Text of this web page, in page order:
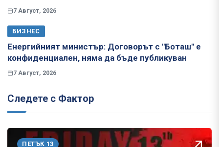
7 Август, 2026
БИЗНЕС
Енергийният министър: Договорът с "Боташ" е
конфиденциален, няма да бъде публикуван
7 Август, 2026
Следете с Фактор
ПЕТЪК 13